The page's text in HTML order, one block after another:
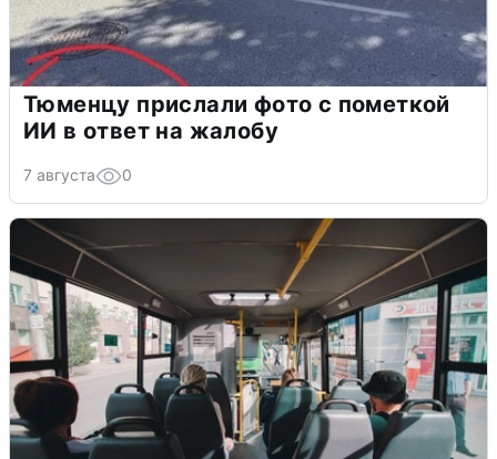
Тюменцу прислали фото с пометкой
ИИ в ответ на жалобу
7 августа 0